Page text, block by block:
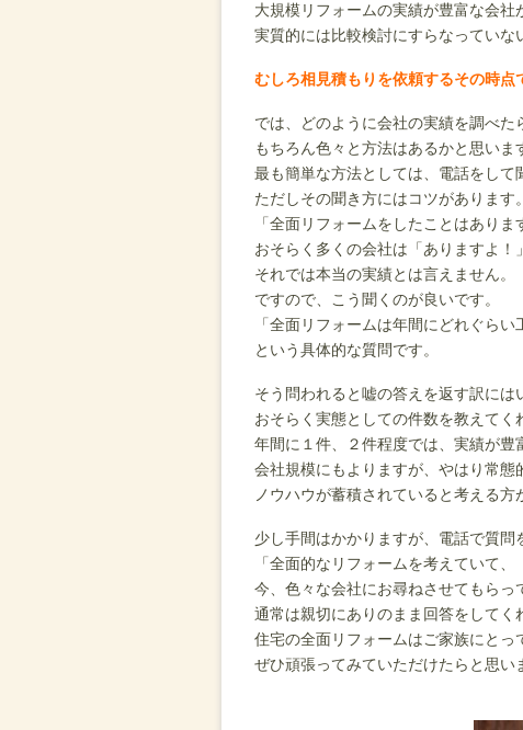
大規模リフォームの実績が豊富な会社
実質的には比較検討にすらなっていな
むしろ相見積もりを依頼するその時点
では、どのように会社の実績を調べた
もちろん色々と方法はあるかと思いま
最も簡単な方法としては、電話をして
ただしその聞き方にはコツがあります。
「全面リフォームをしたことはありま
おそらく多くの会社は「ありますよ！
それでは本当の実績とは言えません。
ですので、こう聞くのが良いです。
「全面リフォームは年間にどれぐらい
という具体的な質問です。
そう問われると嘘の答えを返す訳には
おそらく実態としての件数を教えてく
年間に１件、２件程度では、実績が豊
会社規模にもよりますが、やはり常態
ノウハウが蓄積されていると考える方
少し手間はかかりますが、電話で質問
「全面的なリフォームを考えていて、
今、色々な会社にお尋ねさせてもらっ
通常は親切にありのまま回答をしてく
住宅の全面リフォームはご家族にとっ
ぜひ頑張ってみていただけたらと思い